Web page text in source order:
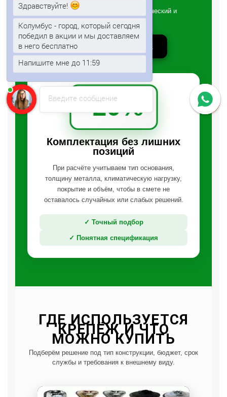
Расчёт объёма под частный, коммерческий и
промышленный объект
ПОЛУЧИТЬ ПРЕДЛОЖЕНИЕ
-20%
Комплектация без лишних
позиций
При расчёте учитываем тип основания,
толщину металла, климатическую нагрузку,
покрытие и объём, чтобы в смете не
оставалось случайных или слабых решений.
✓ Точный подбор
✓ Понятная спецификация
ГДЕ ИСПОЛЬЗУЕТСЯ
КРЕПЁЖ И ЧТО
МОЖНО КУПИТЬ
Подберём решение под тип конструкции, бюджет, срок
службы и требования к внешнему виду.
Введите сообщение
Здравствуйте!
Колумбус - город, который сегодня
победил в акции и мы доставляем
в него бесплатно
Напишите мне до 11:59